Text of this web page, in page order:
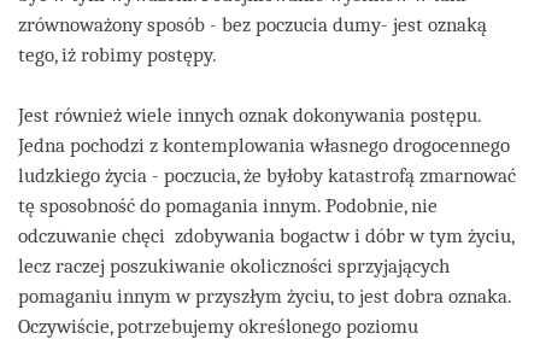
zrównoważony sposób - bez poczucia dumy- jest oznaką
tego, iż robimy postępy.
Jest również wiele innych oznak dokonywania postępu.
Jedna pochodzi z kontemplowania własnego drogocennego
ludzkiego życia - poczucia, że byłoby katastrofą zmarnować
tę sposobność do pomagania innym. Podobnie, nie
odczuwanie chęci zdobywania bogactw i dóbr w tym życiu,
lecz raczej poszukiwanie okoliczności sprzyjających
pomaganiu innym w przyszłym życiu, to jest dobra oznaka.
Oczywiście, potrzebujemy określonego poziomu